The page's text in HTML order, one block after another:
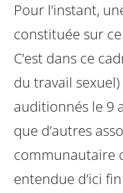
Pour l’instant,
constituée sur
C’est dans ce
du travail
auditionnés le 9
que d’autres
communautaire
entendue d’ici